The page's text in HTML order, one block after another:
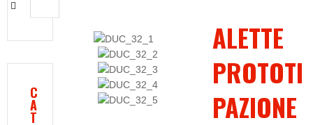
ALETTE
PROTOTI
PAZIONE
C
A
T